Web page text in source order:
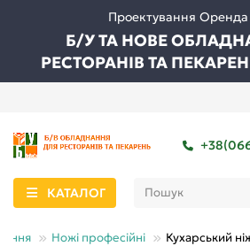
Проектування
Б/У ТА НОВЕ
РЕСТОРАНІВ ТА
КАТАЛОГ
Ножі професійні Кухарський